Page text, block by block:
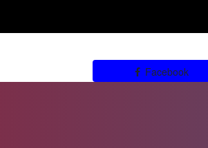
Facebook